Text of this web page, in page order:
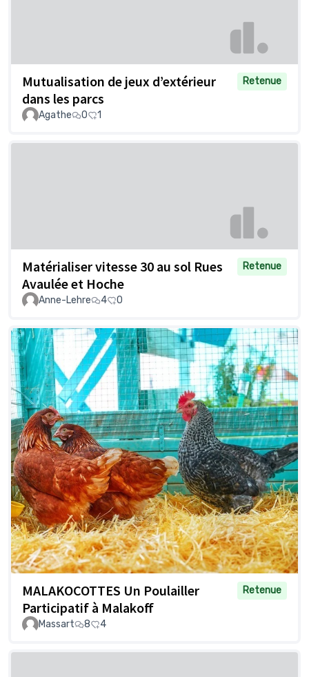
Mutualisation de jeux d’extérieur
dans les parcs
Retenue
Agathe 0 1
Matérialiser vitesse 30 au sol Rues
Avaulée et Hoche
Retenue
Anne-Lehre 4 0
MALAKOCOTTES Un Poulailler
Participatif à Malakoff
Retenue
Massart 8 4